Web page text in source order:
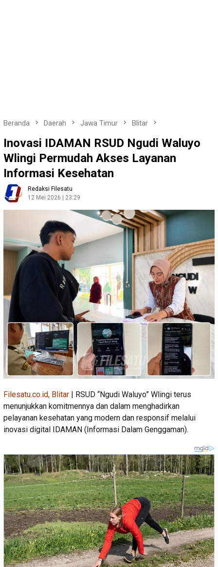
Beranda Daerah Jawa Timur Blitar
Inovasi IDAMAN RSUD Ngudi Waluyo
Wlingi Permudah Akses Layanan
Informasi Kesehatan
Redaksi Filesatu
12 Mei 2026 | 23:29
Filesatu.co.id, Blitar | RSUD “Ngudi Waluyo” Wlingi terus
menunjukkan komitmennya dan dalam menghadirkan
pelayanan kesehatan yang modern dan responsif melalui
inovasi digital IDAMAN (Informasi Dalam Genggaman).